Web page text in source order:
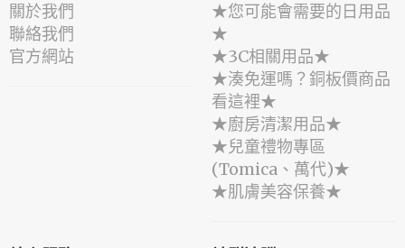
關於我們
聯絡我們
官方網站
★您可能會需要的日用品
★
★3C相關用品★
★湊免運嗎？銅板價商品
看這裡★
★廚房清潔用品★
★兒童禮物專區
(Tomica、萬代)★
★肌膚美容保養★